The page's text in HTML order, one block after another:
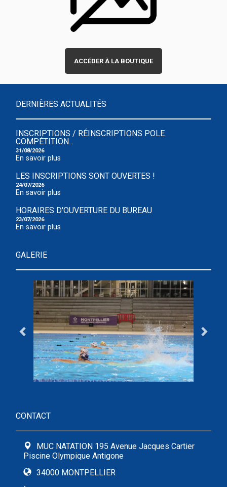
ACCÉDER À LA BOUTIQUE
DERNIÈRES ACTUALITÉS
INSCRIPTIONS / RÉINSCRIPTIONS POLE
COMPÉTITION...
31/08/2026
En savoir plus
LES INSCRIPTIONS SONT OUVERTES !
24/07/2026
En savoir plus
HORAIRES D'OUVERTURE DU BUREAU
23/07/2026
En savoir plus
GALERIE
CONTACT
MUC NATATION 195 Avenue Jacques Cartier
Piscine Olympique Antigone
34000 MONTPELLIER